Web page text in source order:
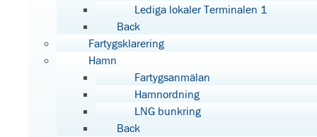
Lediga lokaler Terminalen 1
Back
Fartygsklarering
Hamn
Fartygsanmälan
Hamnordning
LNG bunkring
Back